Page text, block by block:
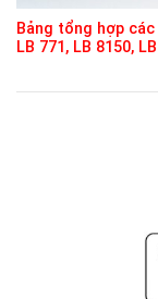
Bảng tổng hợp
LB 771, LB 8150,